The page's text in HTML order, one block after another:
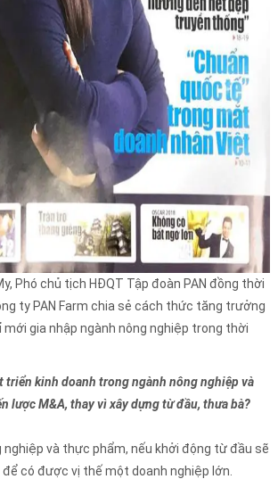
Phó chủ tịch HĐQT Tập đoàn PAN đồng thời
ty PAN Farm chia sẻ cách thức tăng trưởng
mới gia nhập ngành nông nghiệp trong thời
triển kinh doanh trong ngành nông nghiệp và
lược M&A, thay vì xây dựng từ đầu, thưa bà?
nghiệp và thực phẩm, nếu khởi động từ đầu sẽ
có được vị thế một doanh nghiệp lớn.